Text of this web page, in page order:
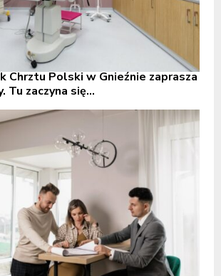
Chrztu Polski w Gnieźnie zaprasza
Tu zaczyna się...